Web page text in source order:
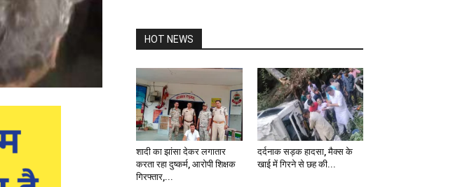
HOT NEWS
शादी का झांसा देकर लगातार
करता रहा दुष्कर्म, आरोपी शिक्षक
गिरफ्तार,...
दर्दनाक सड़क हादसा, मैक्स के
खाई में गिरने से छह की...